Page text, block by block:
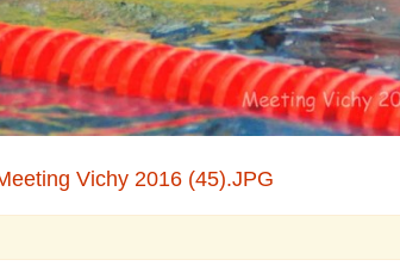
Vichy 2016 (45).JPG